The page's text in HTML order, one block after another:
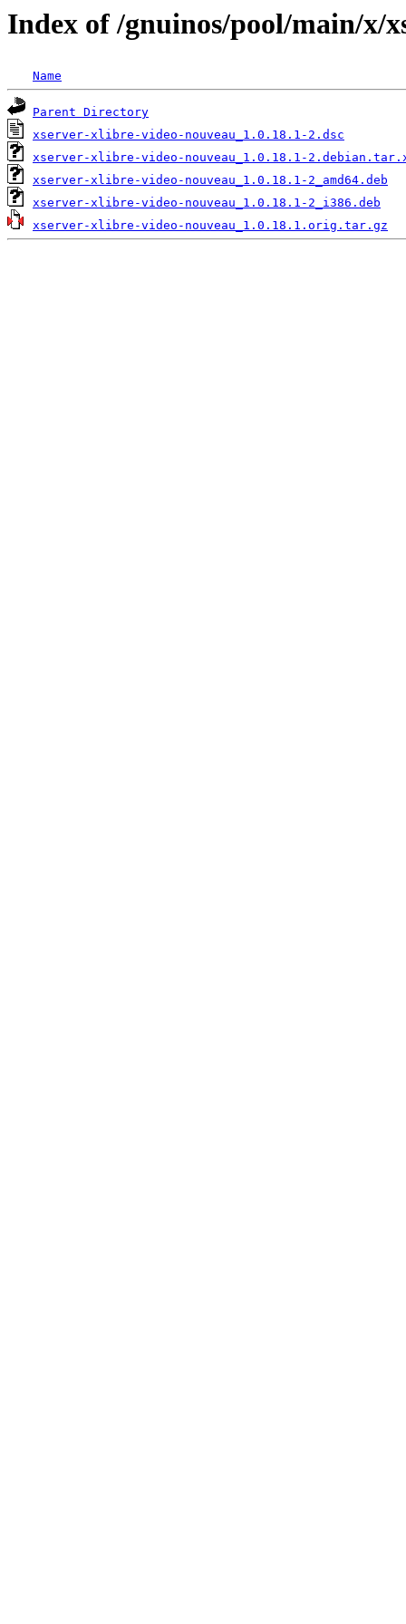
Index of /gnuinos/pool/main/x/
Name
Parent Directory
xserver-xlibre-video-nouveau_1.0.18.1-2.dsc
xserver-xlibre-video-nouveau_1.0.18.1-
xserver-xlibre-video-nouveau_1.0.18.1-2_amd64.deb
xserver-xlibre-video-nouveau_1.0.18.1-2_i386.deb
xserver-xlibre-video-nouveau_1.0.18.1.orig.tar.gz